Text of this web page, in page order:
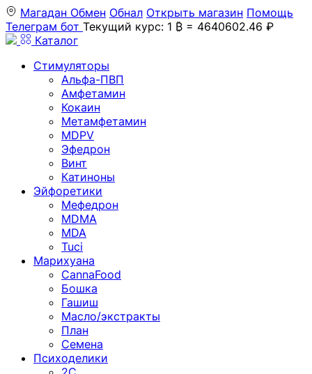
Магадан Обмен Обнал Открыть магазин Помощь
Телеграм бот Текущий курс: 1 ₿ = 4640602.46 ₽
Каталог
Стимуляторы
Альфа-ПВП
Амфетамин
Кокаин
Метамфетамин
MDPV
Эфедрон
Винт
Катиноны
Эйфоретики
Мефедрон
MDMA
MDA
Tuci
Марихуана
CannaFood
Бошка
Гашиш
Масло/экстракты
План
Семена
Психоделики